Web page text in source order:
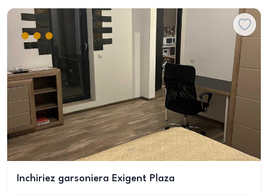
Inchiriez garsoniera Exigent Plaza